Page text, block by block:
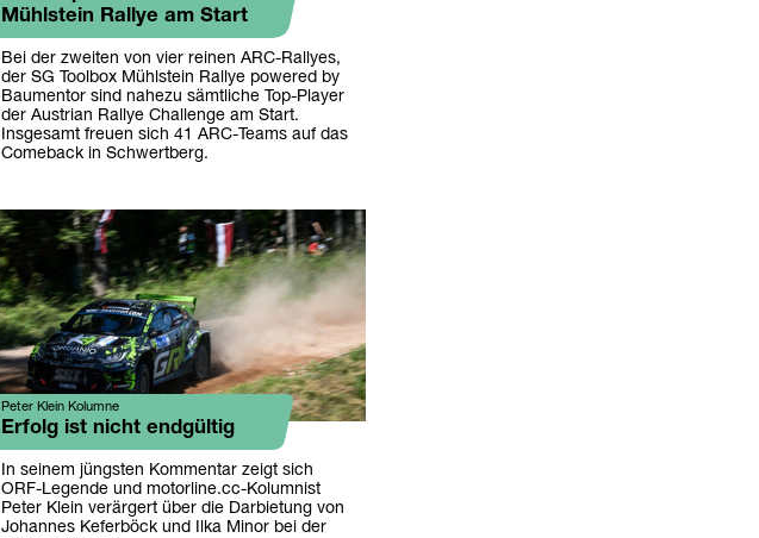
Mühlstein Rallye am Start
Bei der zweiten von vier reinen ARC-Rallyes,
der SG Toolbox Mühlstein Rallye powered by
Baumentor sind nahezu sämtliche Top-Player
der Austrian Rallye Challenge am Start.
Insgesamt freuen sich 41 ARC-Teams auf das
Comeback in Schwertberg.
Peter Klein Kolumne
Erfolg ist nicht endgültig
In seinem jüngsten Kommentar zeigt sich
ORF-Legende und motorline.cc-Kolumnist
Peter Klein verärgert über die Darbietung von
Johannes Keferböck und Ilka Minor bei der